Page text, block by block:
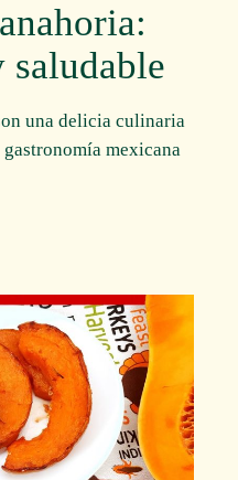
saludable
una delicia culinaria
mexicana